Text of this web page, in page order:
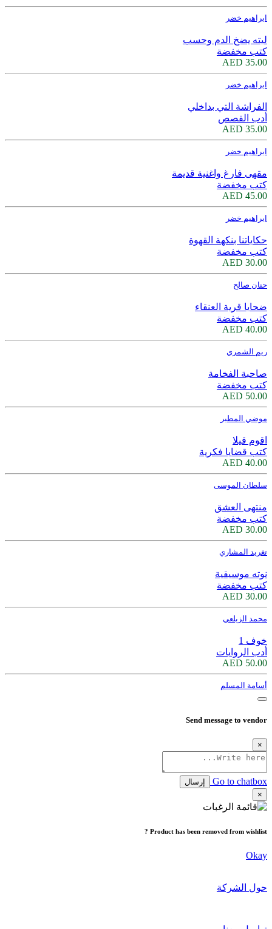
ابراهيم خضر
ليته يضخ الدم وحسب
كتب مخفضة
35.00 AED
ابراهيم خضر
الفراشة التي بداخلي
أدب القصص
35.00 AED
ابراهيم خضر
مقهى فارغ واغنية قديمة
كتب مخفضة
45.00 AED
ابراهيم خضر
حكاياتنا بنكهة القهوة
كتب مخفضة
30.00 AED
حنان صالح
ضحايا قرية العنقاء
كتب مخفضة
40.00 AED
ريم الشمري
صاحبة الفخامة
كتب مخفضة
50.00 AED
موضي المطير
اقوم قيلا
كتب قضايا فكرية
40.00 AED
سلطان الموسى
منتهى العشق
كتب مخفضة
30.00 AED
تغريد المشاري
نوته موسيقية
كتب مخفضة
30.00 AED
محمد الزيلعي
خوف 1
أدب الروايات
50.00 AED
أسامة المسلم
Send message to vendor
×
Go to chatbox
إرسال
×
Product has been removed from wishlist ?
Okay
حول الشركة